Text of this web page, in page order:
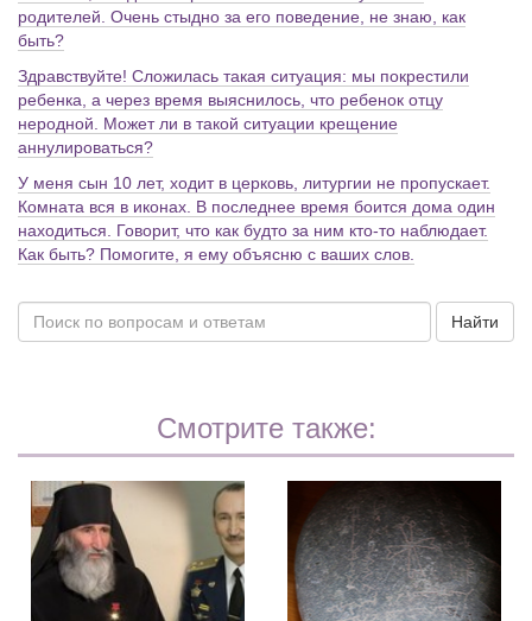
родителей. Очень стыдно за его поведение, не знаю, как
быть?
Здравствуйте! Сложилась такая ситуация: мы покрестили
ребенка, а через время выяснилось, что ребенок отцу
неродной. Может ли в такой ситуации крещение
аннулироваться?
У меня сын 10 лет, ходит в церковь, литургии не пропускает.
Комната вся в иконах. В последнее время боится дома один
находиться. Говорит, что как будто за ним кто-то наблюдает.
Как быть? Помогите, я ему объясню с ваших слов.
Найти
Смотрите также: